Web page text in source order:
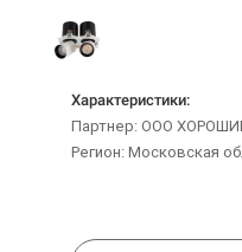
Характеристики:
Партнер: ООО
Регион: Московская